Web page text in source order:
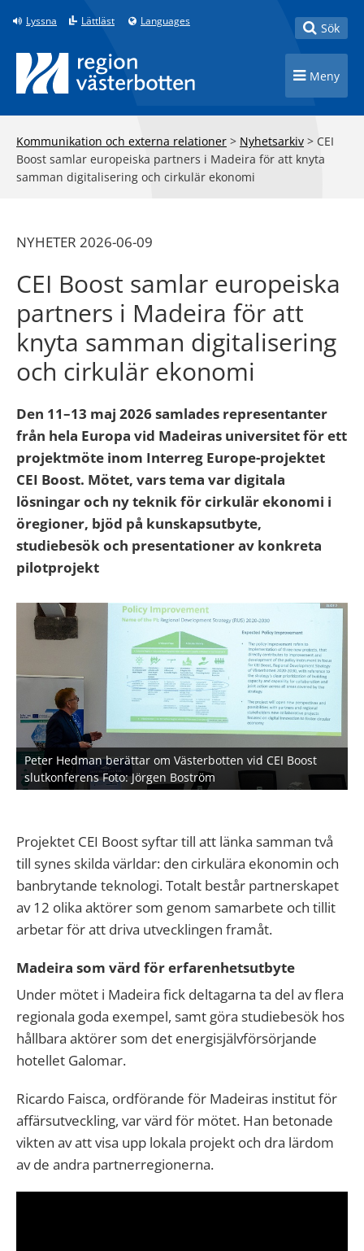
Till innehåll på sidan
Lyssna Lättläst Languages Toggle
Sök
Toggle
Meny
Kommunikation och externa relationer > Nyhetsarkiv > CEI
Boost samlar europeiska partners i Madeira för att knyta
samman digitalisering och cirkulär ekonomi
NYHETER 2026-06-09
CEI Boost samlar europeiska
partners i Madeira för att
knyta samman digitalisering
och cirkulär ekonomi
Den 11–13 maj 2026 samlades representanter
från hela Europa vid Madeiras universitet för ett
projektmöte inom Interreg Europe-projektet
CEI Boost. Mötet, vars tema var digitala
lösningar och ny teknik för cirkulär ekonomi i
öregioner, bjöd på kunskapsutbyte,
studiebesök och presentationer av konkreta
pilotprojekt
Peter Hedman berättar om Västerbotten vid CEI Boost
slutkonferens Foto: Jörgen Boström
Projektet CEI Boost syftar till att länka samman två
till synes skilda världar: den cirkulära ekonomin och
banbrytande teknologi. Totalt består partnerskapet
av 12 olika aktörer som genom samarbete och tillit
arbetar för att driva utvecklingen framåt.
Madeira som värd för erfarenhetsutbyte
Under mötet i Madeira fick deltagarna ta del av flera
regionala goda exempel, samt göra studiebesök hos
hållbara aktörer som det energisjälvförsörjande
hotellet Galomar.
Ricardo Faisca, ordförande för Madeiras institut för
affärsutveckling, var värd för mötet. Han betonade
vikten av att visa upp lokala projekt och dra lärdom
av de andra partnerregionerna.